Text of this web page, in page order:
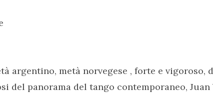
argentino, metà norvegese , forte e vigoroso,
del panorama del tango contemporaneo,